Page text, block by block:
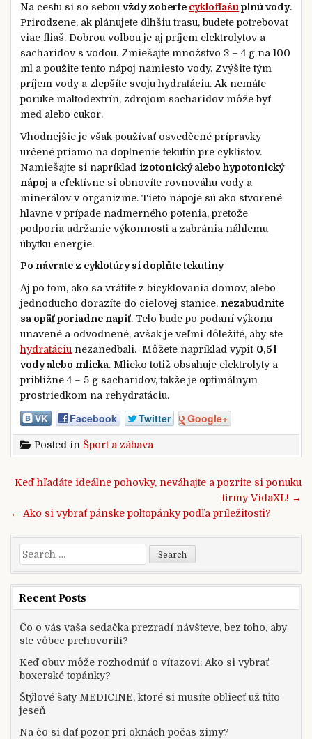
Na cestu si so sebou vždy zoberte cyklofľašu plnú vody.
Prirodzene, ak plánujete dlhšiu trasu, budete potrebovať
viac fliaš. Dobrou voľbou je aj príjem elektrolytov a
sacharidov s vodou. Zmiešajte množstvo 3 – 4 g na 100
ml a použite tento nápoj namiesto vody. Zvýšite tým
príjem vody a zlepšíte svoju hydratáciu. Ak nemáte
poruke maltodextrín, zdrojom sacharidov môže byť
med alebo cukor.
Vhodnejšie je však používať osvedčené prípravky
určené priamo na doplnenie tekutín pre cyklistov.
Namiešajte si napríklad izotonický alebo hypotonický
nápoj a efektívne si obnovíte rovnováhu vody a
minerálov v organizme. Tieto nápoje sú ako stvorené
hlavne v prípade nadmerného potenia, pretože
podporia udržanie výkonnosti a zabránia náhlemu
úbytku energie.
Po návrate z cyklotúry si doplňte tekutiny
Aj po tom, ako sa vrátite z bicyklovania domov, alebo
jednoducho dorazíte do cieľovej stanice, nezabudnite
sa opäť poriadne napiť. Telo bude po podaní výkonu
unavené a odvodnené, avšak je veľmi dôležité, aby ste
hydratáciu nezanedbali. Môžete napríklad vypiť 0,5 l
vody alebo mlieka. Mlieko totiž obsahuje elektrolyty a
približne 4 – 5 g sacharidov, takže je optimálnym
prostriedkom na rehydratáciu.
VK Facebook Twitter Google+
Posted in Šport a zábava
Post
Keď hľadáte ideálne pohovky, neváhajte a pozrite si ponuku
firmy VidaXL! →
← Ako si vybrať pánske poltopánky podľa príležitosti?
Search
for:
Recent Posts
Čo o vás vaša sedačka prezradí návšteve, bez toho, aby
ste vôbec prehovorili?
Keď obuv môže rozhodnúť o víťazovi: Ako si vybrať
boxerské topánky?
Štýlové šaty MEDICINE, ktoré si musíte obliecť už túto
jeseň
Na čo si dať pozor pri oknách počas zimy?